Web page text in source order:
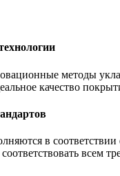
методы
качество
в
всем